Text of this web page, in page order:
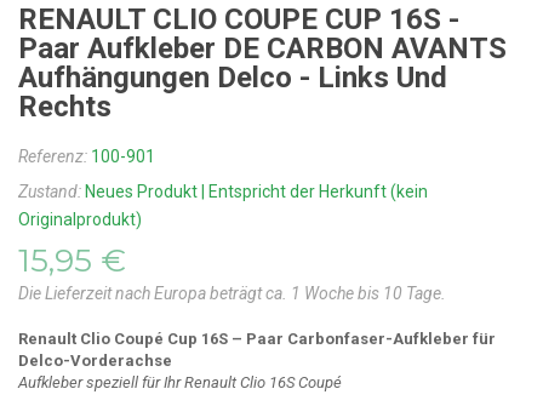
RENAULT CLIO COUPE CUP 16S -
Paar Aufkleber DE CARBON AVANTS
Aufhängungen Delco - Links Und
Rechts
Referenz: 100-901
Zustand: Neues Produkt | Entspricht der Herkunft (kein
Originalprodukt)
15,95 €
Die Lieferzeit nach Europa beträgt ca. 1 Woche bis 10 Tage.
Renault Clio Coupé Cup 16S – Paar Carbonfaser-Aufkleber für
Delco-Vorderachse
Aufkleber speziell für Ihr Renault Clio 16S Coupé